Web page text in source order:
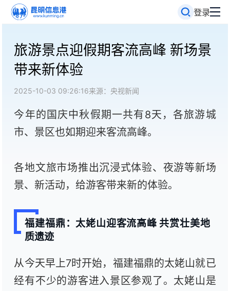
登录
旅游景点迎假期客流高峰 新场景
带来新体验
2025-10-03 09:26:16来源：央视新闻
今年的国庆中秋假期一共有8天，各旅游城
市、景区也如期迎来客流高峰。
各地文旅市场推出沉浸式体验、夜游等新场
景、新活动，给游客带来新的体验。
福建福鼎：太姥山迎客流高峰 共赏壮美地
质遗迹
从今天早上7时开始，福建福鼎的太姥山就已
经有不少的游客进入景区参观了。太姥山是